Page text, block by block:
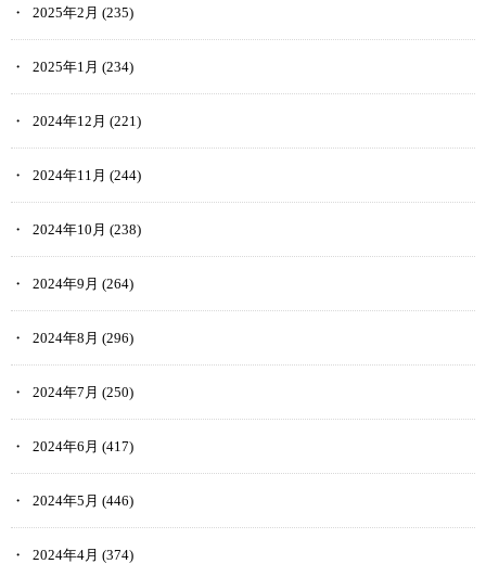
2025年2月 (235)
2025年1月 (234)
2024年12月 (221)
2024年11月 (244)
2024年10月 (238)
2024年9月 (264)
2024年8月 (296)
2024年7月 (250)
2024年6月 (417)
2024年5月 (446)
2024年4月 (374)